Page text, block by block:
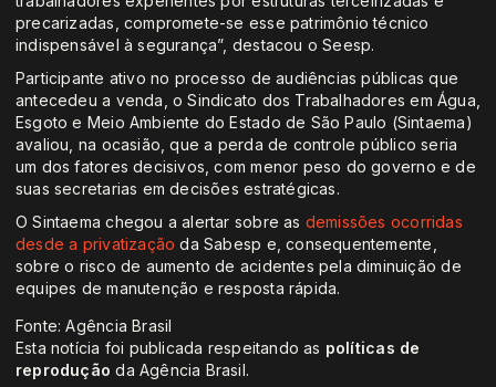
precarizadas, compromete-se esse patrimônio técnico
indispensável à segurança”, destacou o Seesp.
Participante ativo no processo de audiências públicas que
antecedeu a venda, o Sindicato dos Trabalhadores em Água,
Esgoto e Meio Ambiente do Estado de São Paulo (Sintaema)
avaliou, na ocasião, que a perda de controle público seria
um dos fatores decisivos, com menor peso do governo e de
suas secretarias em decisões estratégicas.
O Sintaema chegou a alertar sobre as demissões ocorridas
desde a privatização da Sabesp e, consequentemente,
sobre o risco de aumento de acidentes pela diminuição de
equipes de manutenção e resposta rápida.
Fonte: Agência Brasil
Esta notícia foi publicada respeitando as políticas de
reprodução da Agência Brasil.